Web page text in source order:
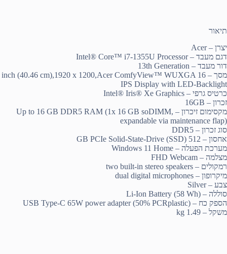
תיאור
יצרן – Acer
דגם מעבד – Intel® Core™ i7-1355U Processor
דור מעבד – 13th Generation
מסך – 16 inch (40.46 cm),1920 x 1200,Acer ComfyView™ WUXGA
IPS Display with LED-Backlight
כרטיס גרפי – Intel® Iris® Xe Graphics
זכרון – 16GB
מקסימום זיכרון – Up to 16 GB DDR5 RAM (1x 16 GB soDIMM,
expandable via maintenance flap)
סוג זכרון – DDR5
אחסון – 512 GB PCIe Solid-State-Drive (SSD)
מערכת הפעלה – Windows 11 Home
מצלמה – FHD Webcam
רמקולים – two built-in stereo speakers
מיקרופון – dual digital microphones
צבע – Silver
סוללה – Li-Ion Battery (58 Wh)
הספק כח – USB Type-C 65W power adapter (50% PCRplastic)
משקל – 1.49 kg